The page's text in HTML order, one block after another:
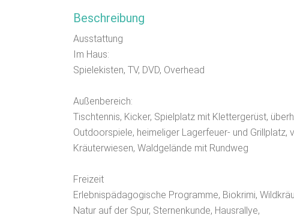
Beschreibung
Ausstattung
Im Haus:
Spielekisten, TV, DVD, Overhead
Außenbereich:
Tischtennis, Kicker, Spielplatz mit Klettergerüst,
Outdoorspiele, heimeliger Lagerfeuer- und
Kräuterwiesen, Waldgelände mit Rundweg
Freizeit
Erlebnispädagogische Programme, Biokrimi,
Natur auf der Spur, Sternenkunde, Hausrallye,